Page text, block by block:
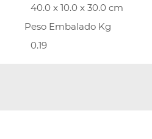
40.0 x 10.0 x 30.0 cm
Peso Embalado Kg
0.19